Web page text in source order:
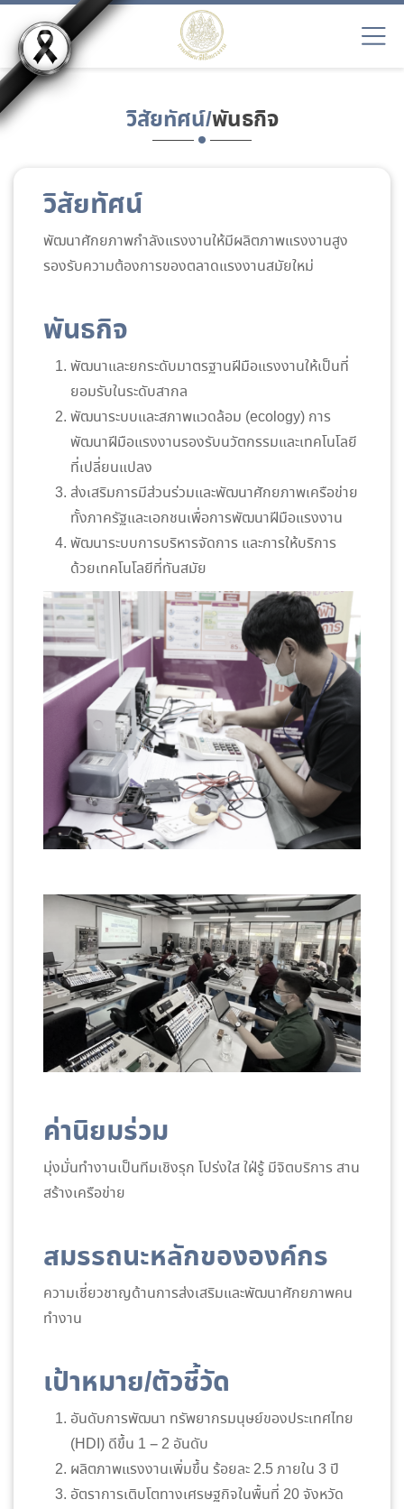
วิสัยทัศน์/พันธกิจ
วิสัยทัศน์
พัฒนาศักยภาพกำลังแรงงานให้มีผลิตภาพแรงงานสูง
รองรับความต้องการของตลาดแรงงานสมัยใหม่
พันธกิจ
พัฒนาและยกระดับมาตรฐานฝีมือแรงงานให้เป็นที่
ยอมรับในระดับสากล
พัฒนาระบบและสภาพแวดล้อม (ecology) การ
พัฒนาฝีมือแรงงานรองรับนวัตกรรมและเทคโนโลยี
ที่เปลี่ยนแปลง
ส่งเสริมการมีส่วนร่วมและพัฒนาศักยภาพเครือข่าย
ทั้งภาครัฐและเอกชนเพื่อการพัฒนาฝีมือแรงงาน
พัฒนาระบบการบริหารจัดการ และการให้บริการ
ด้วยเทคโนโลยีที่ทันสมัย
ค่านิยมร่วม
มุ่งมั่นทำงานเป็นทีมเชิงรุก โปร่งใส ใฝ่รู้ มีจิตบริการ สาน
สร้างเครือข่าย
สมรรถนะหลักขององค์กร
ความเชี่ยวชาญด้านการส่งเสริมและพัฒนาศักยภาพคน
ทำงาน
เป้าหมาย/ตัวชี้วัด
อันดับการพัฒนา ทรัพยากรมนุษย์ของประเทศไทย
(HDI) ดีขึ้น 1 – 2 อันดับ
ผลิตภาพแรงงานเพิ่มขึ้น ร้อยละ 2.5 ภายใน 3 ปี
อัตราการเติบโตทางเศรษฐกิจในพื้นที่ 20 จังหวัด